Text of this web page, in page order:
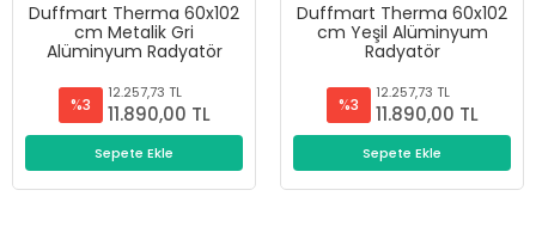
Duffmart Therma 60x102
cm Metalik Gri
Alüminyum Radyatör
%3
12.257,73 TL
11.890,00 TL
Sepete Ekle
Duffmart Therma 60x102
cm Yeşil Alüminyum
Radyatör
%3
12.257,73 TL
11.890,00 TL
Sepete Ekle